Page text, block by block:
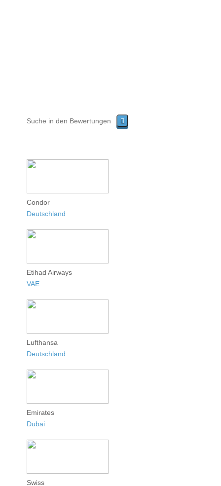
Condor
Deutschland
Etihad Airways
VAE
Lufthansa
Deutschland
Emirates
Dubai
Swiss